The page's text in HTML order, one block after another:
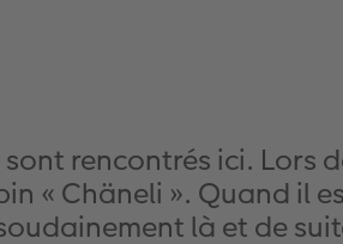
rencontrés ici. Lors
« Chäneli ». Quand il
là et de